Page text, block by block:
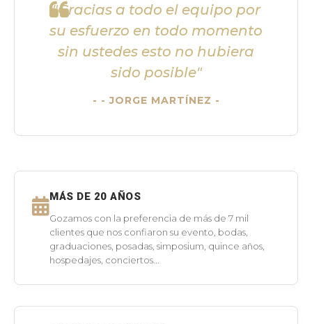
"Gracias a todo el equipo por
su esfuerzo en todo momento
sin ustedes esto no hubiera
sido posible"
- JORGE MARTÍNEZ -
MÁS DE 20 AÑOS
Gozamos con la preferencia de más de 7 mil
clientes que nos confiaron su evento, bodas,
graduaciones, posadas, simposium, quince años,
hospedajes, conciertos...